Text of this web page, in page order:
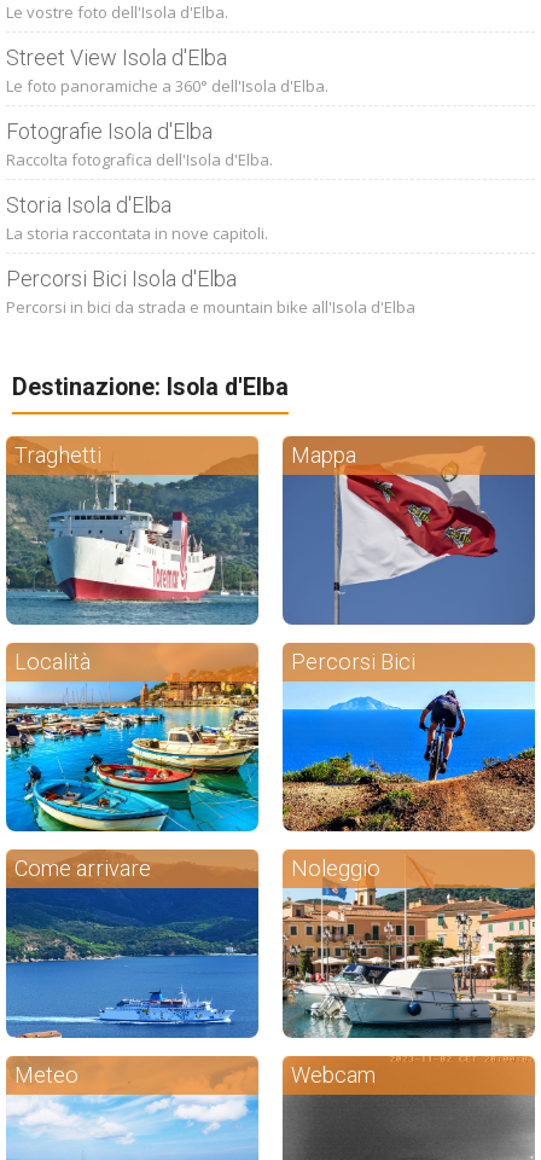
Le vostre foto dell'Isola d'Elba.
Street View Isola d'Elba
Le foto panoramiche a 360° dell'Isola d'Elba.
Fotografie Isola d'Elba
Raccolta fotografica dell'Isola d'Elba.
Storia Isola d'Elba
La storia raccontata in nove capitoli.
Percorsi Bici Isola d'Elba
Percorsi in bici da strada e mountain bike all'Isola d'Elba
Destinazione: Isola d'Elba
Traghetti Mappa
Località Percorsi Bici
Come arrivare Noleggio
Meteo Webcam